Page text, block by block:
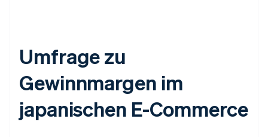
Umfrage zu
Gewinnmargen im
japanischen E-Commerce